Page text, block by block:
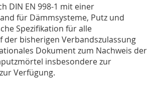
DIN EN 998-1 mit einer
für Dämmsysteme, Putz und
Spezifikation für alle
bisherigen Verbandszulassung
Dokument zum Nachweis der
insbesondere zur
Verfügung.